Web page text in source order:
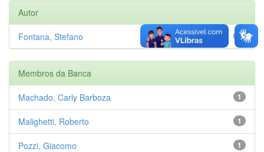
Autor
1
Fontana, Stefano
Membros da Banca
1
Machado, Carly Barboza
1
Malighetti, Roberto
1
Pozzi, Giacomo